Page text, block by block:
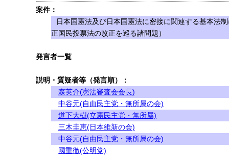
案件：
日本国憲法及び日本国憲法に密接に関連する基本法
正国民投票法の改正を巡る諸問題）
発言者一覧
説明・質疑者等（発言順）：
森英介(憲法審査会会長)
中谷元(自由民主党・無所属の会)
道下大樹(立憲民主党・無所属)
三木圭恵(日本維新の会)
中谷元(自由民主党・無所属の会)
國重徹(公明党)